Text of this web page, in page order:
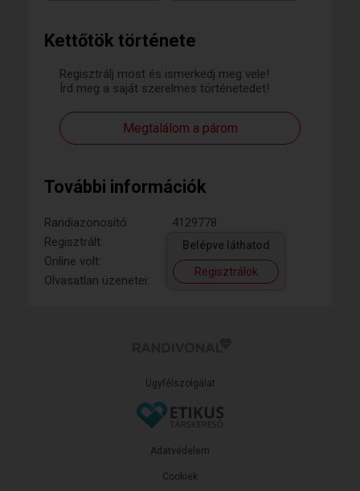
Kettőtök története
Regisztrálj most és ismerkedj meg vele!
Írd meg a saját szerelmes történetedet!
Megtalálom a párom
További információk
Randiazonosító:
4129778
Regisztrált:
Online volt:
Olvasatlan üzenetei:
Belépve láthatod
Regisztrálok
Ügyfélszolgálat
Adatvédelem
Cookiek